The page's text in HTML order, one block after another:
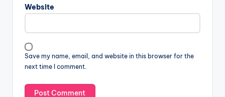
Website
Save my name, email, and website in this browser for the
next time I comment.